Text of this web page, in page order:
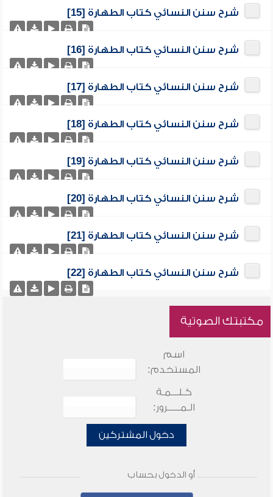
شرح سنن النسائي كتاب الطهارة [15]
شرح سنن النسائي كتاب الطهارة [16]
شرح سنن النسائي كتاب الطهارة [17]
شرح سنن النسائي كتاب الطهارة [18]
شرح سنن النسائي كتاب الطهارة [19]
شرح سنن النسائي كتاب الطهارة [20]
شرح سنن النسائي كتاب الطهارة [21]
شرح سنن النسائي كتاب الطهارة [22]
مكتبتك الصوتية
اسم
المستخدم:
كـلـــمـة
الـمـــــرور:
دخول المشتركين
أو الدخول بحساب